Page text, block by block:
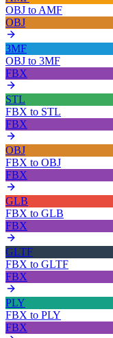
OBJ to AMF
OBJ
3MF
OBJ to 3MF
FBX
STL
FBX to STL
FBX
OBJ
FBX to OBJ
FBX
GLB
FBX to GLB
FBX
GLTF
FBX to GLTF
FBX
PLY
FBX to PLY
FBX